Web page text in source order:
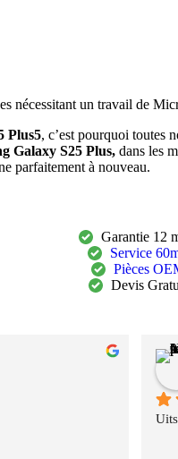
nécessitant un travail de
Plus5, c’est pourquoi toutes
Galaxy S25 Plus, dans les
parfaitement à nouveau.
Garantie 12
Service
Pièces
Devis